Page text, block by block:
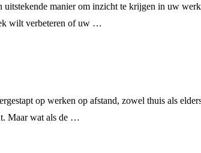
manier om inzicht te krijgen in uw
wilt verbeteren of uw …
op werken op afstand, zowel thuis als
Maar wat als de …